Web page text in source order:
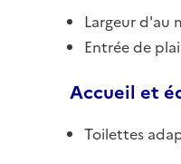
Largeur d'au
Entrée de
Accueil et
Toilettes